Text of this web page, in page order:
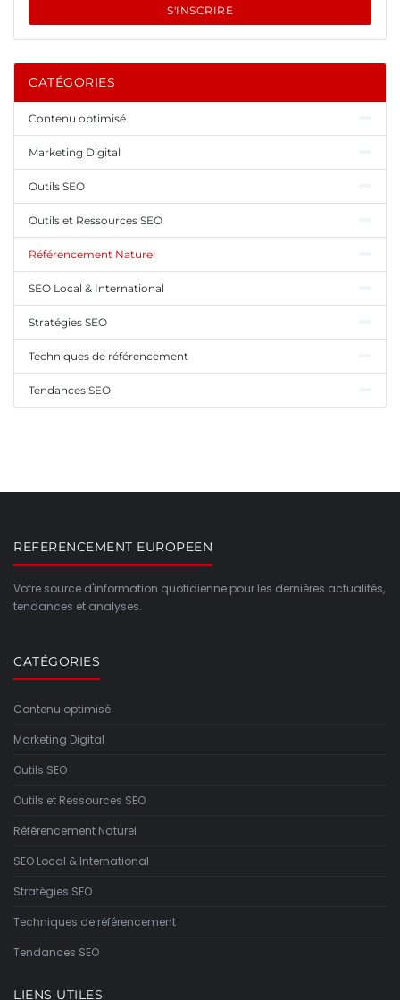
S'INSCRIRE
CATÉGORIES
Contenu optimisé
Marketing Digital
Outils SEO
Outils et Ressources SEO
Référencement Naturel
SEO Local & International
Stratégies SEO
Techniques de référencement
Tendances SEO
REFERENCEMENT EUROPEEN
Votre source d'information quotidienne pour les dernières actualités,
tendances et analyses.
CATÉGORIES
Contenu optimisé
Marketing Digital
Outils SEO
Outils et Ressources SEO
Référencement Naturel
SEO Local & International
Stratégies SEO
Techniques de référencement
Tendances SEO
LIENS UTILES